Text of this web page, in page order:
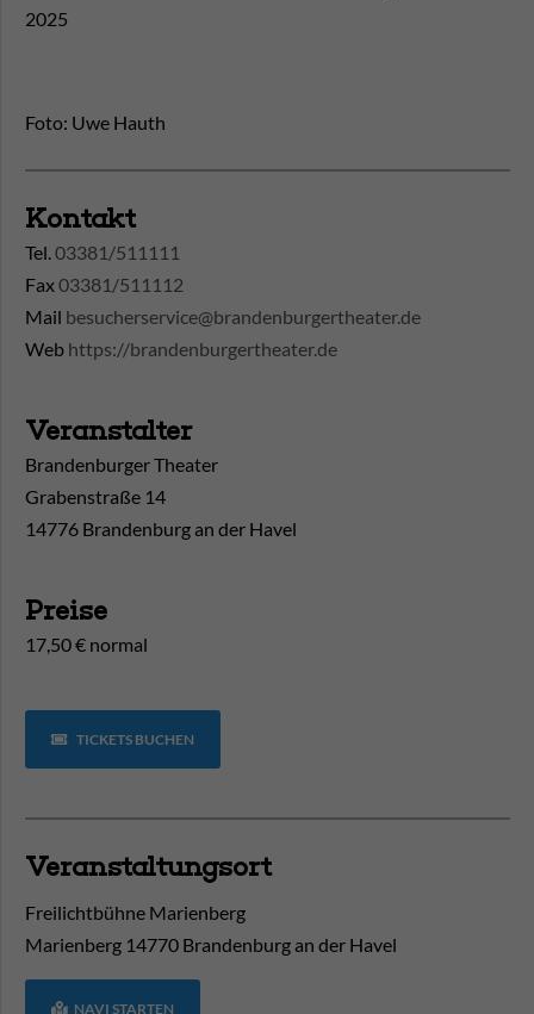
2025
Foto: Uwe Hauth
Kontakt
Tel.03381/511111
Fax03381/511112
Mail besucherservice@brandenburgertheater.de
Web https://brandenburgertheater.de
Veranstalter
Brandenburger Theater
Grabenstraße 14
14776 Brandenburg an der Havel
Preise
17,50 € normal
TICKETS BUCHEN
Veranstaltungsort
Freilichtbühne Marienberg
Marienberg 14770 Brandenburg an der Havel
NAVI STARTEN